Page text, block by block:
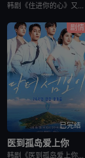
韩剧《住进你的心》又名：Check In To You,너에게 체크인，讲述了：一位是完美主义、以利益为重的冷酷CEO车道京，他计划卖掉一间充满魅力的民宿；另一位是感性、温柔且深爱这个民宿的经理尹智梧
剧情
已完结
医到孤岛爱上你
韩剧《医到孤岛爱上你》讲述了，立志成为顶尖整形外科医生都志义（李宰旭 饰），同身世神秘的助理护士陆遐俐（辛叡恩 饰），在命运安排下被分配到与世隔绝、恶名昭彰的“平同岛”上工作。两个同样受伤的灵魂，在艰